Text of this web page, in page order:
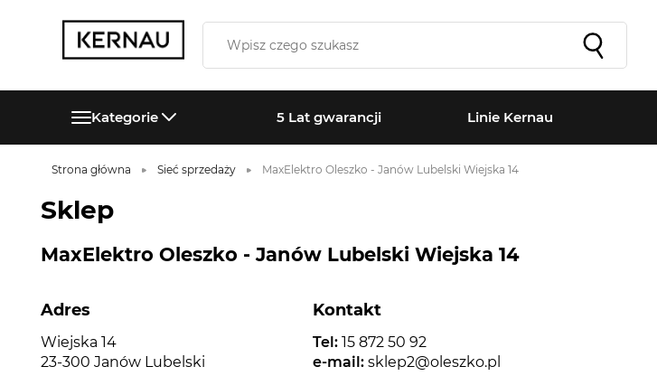
Kategorie 5 Lat gwarancji Linie Kernau
Strona główna Sieć sprzedaży MaxElektro Oleszko - Janów Lubelski Wiejska 14
Sklep
MaxElektro Oleszko - Janów Lubelski Wiejska 14
Adres
Wiejska 14
23-300 Janów Lubelski
Kontakt
Tel: 15 872 50 92
e-mail: sklep2@oleszko.pl